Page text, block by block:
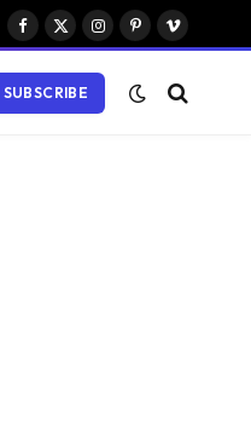
Facebook
X
Instagram
PinterestVimeo
SUBSCRIBE